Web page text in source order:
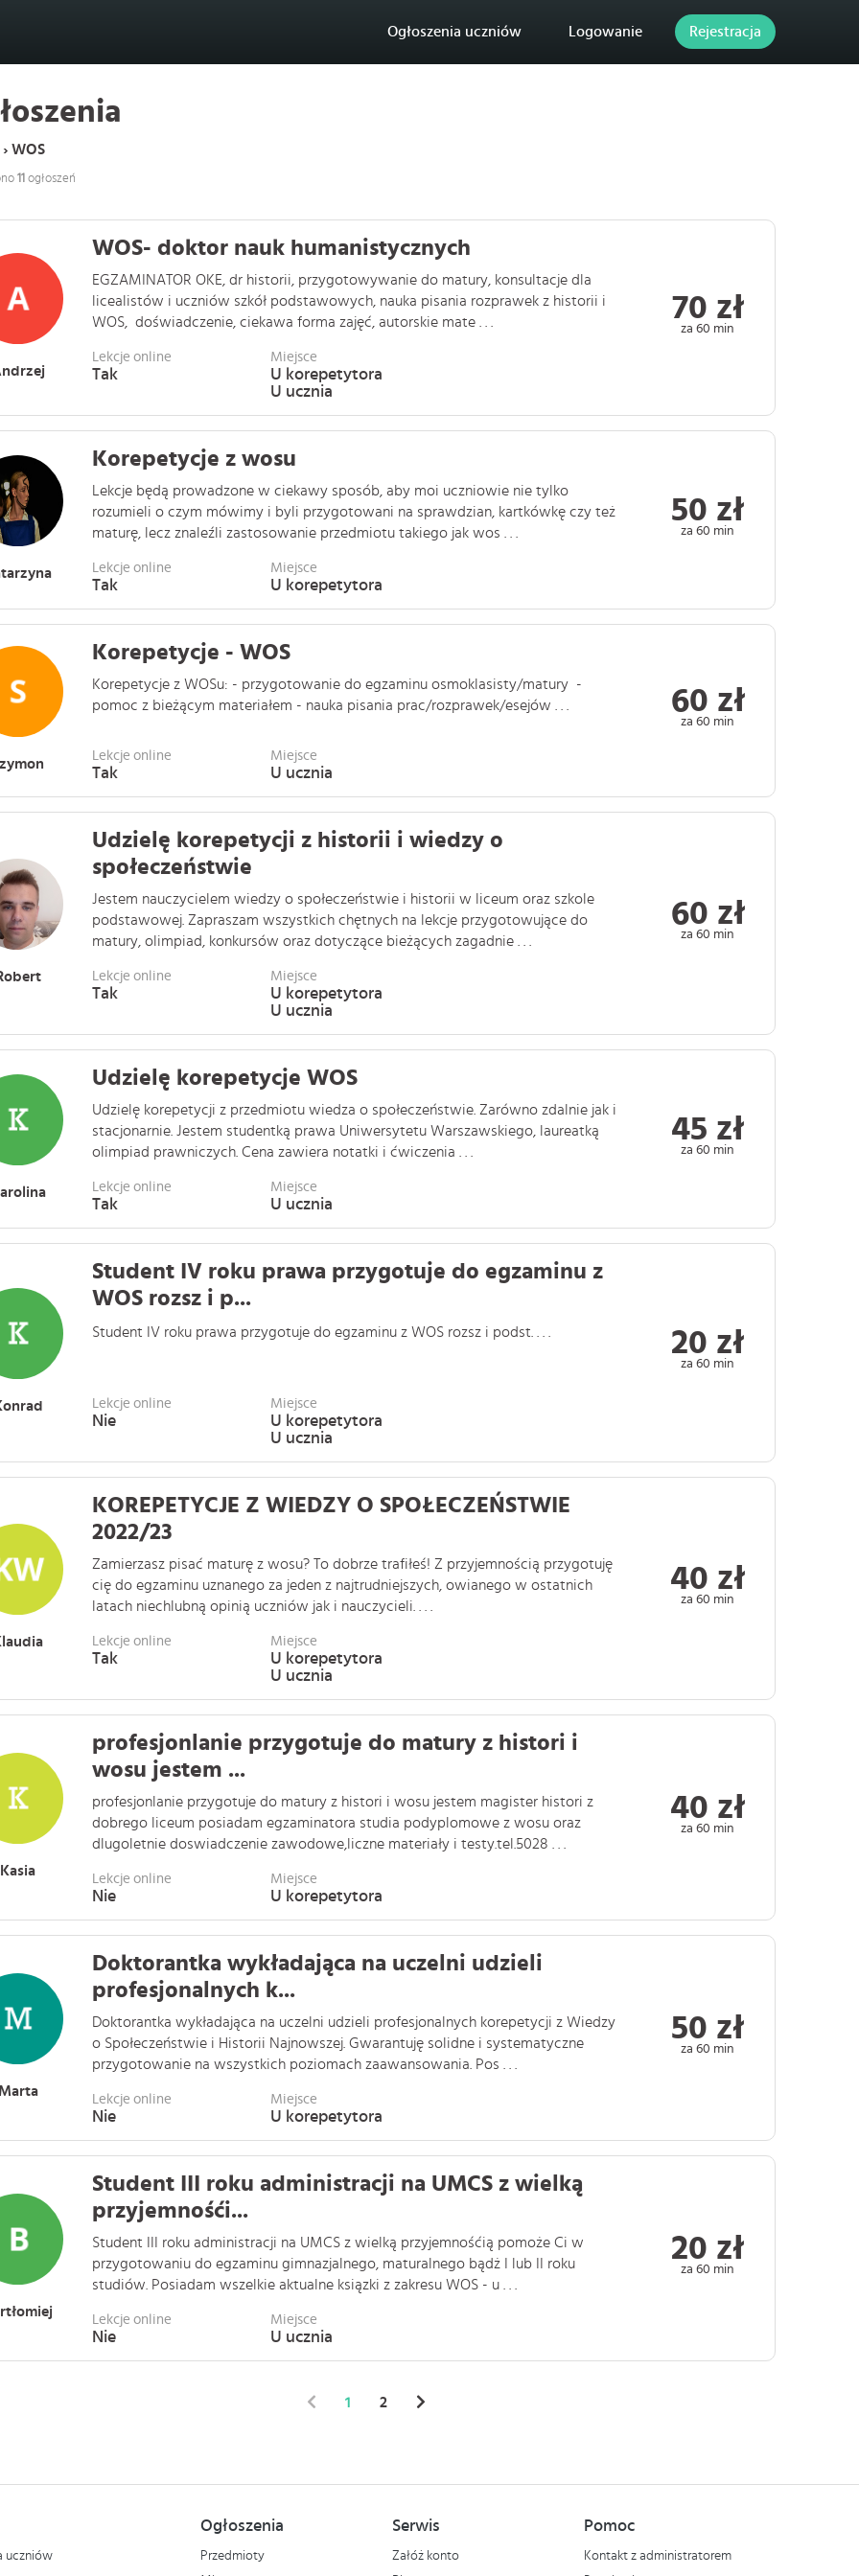
Ogłoszenia uczniów Logowanie Rejestracja
WOS
11 ogłoszeń
WOS- doktor nauk humanistycznych
EGZAMINATOR OKE, dr historii, przygotowywanie do matury, konsultacje dla
licealistów i uczniów szkół podstawowych, nauka pisania rozprawek z historii i
WOS, doświadczenie, ciekawa forma zajęć, autorskie mate . . .
Lekcje online
Tak
Miejsce
U korepetytora
U ucznia
70 zł
za 60 min
Korepetycje z wosu
Lekcje będą prowadzone w ciekawy sposób, aby moi uczniowie nie tylko
rozumieli o czym mówimy i byli przygotowani na sprawdzian, kartkówkę czy też
maturę, lecz znaleźli zastosowanie przedmiotu takiego jak wos . . .
Lekcje online
Tak
Miejsce
U korepetytora
50 zł
za 60 min
Korepetycje - WOS
Korepetycje z WOSu: - przygotowanie do egzaminu osmoklasisty/matury -
pomoc z bieżącym materiałem - nauka pisania prac/rozprawek/esejów . . .
Lekcje online
Tak
Miejsce
U ucznia
60 zł
za 60 min
Udzielę korepetycji z historii i wiedzy o
społeczeństwie
Jestem nauczycielem wiedzy o społeczeństwie i historii w liceum oraz szkole
podstawowej. Zapraszam wszystkich chętnych na lekcje przygotowujące do
matury, olimpiad, konkursów oraz dotyczące bieżących zagadnie . . .
Lekcje online
Tak
Miejsce
U korepetytora
U ucznia
60 zł
za 60 min
Udzielę korepetycje WOS
Udzielę korepetycji z przedmiotu wiedza o społeczeństwie. Zarówno zdalnie jak i
stacjonarnie. Jestem studentką prawa Uniwersytetu Warszawskiego, laureatką
olimpiad prawniczych. Cena zawiera notatki i ćwiczenia . . .
Lekcje online
Tak
Miejsce
U ucznia
45 zł
za 60 min
Student IV roku prawa przygotuje do egzaminu z
WOS rozsz i p...
Student IV roku prawa przygotuje do egzaminu z WOS rozsz i podst. . . .
Lekcje online
Nie
Miejsce
U korepetytora
U ucznia
20 zł
za 60 min
KOREPETYCJE Z WIEDZY O SPOŁECZEŃSTWIE
2022/23
Zamierzasz pisać maturę z wosu? To dobrze trafiłeś! Z przyjemnością przygotuję
cię do egzaminu uznanego za jeden z najtrudniejszych, owianego w ostatnich
latach niechlubną opinią uczniów jak i nauczycieli. . . .
Lekcje online
Tak
Miejsce
U korepetytora
U ucznia
40 zł
za 60 min
Kasia
profesjonlanie przygotuje do matury z histori i
wosu jestem ...
profesjonlanie przygotuje do matury z histori i wosu jestem magister histori z
dobrego liceum posiadam egzaminatora studia podyplomowe z wosu oraz
dlugoletnie doswiadczenie zawodowe,liczne materiały i testy.tel.5028 . . .
Lekcje online
Nie
Miejsce
U korepetytora
40 zł
za 60 min
Doktorantka wykładająca na uczelni udzieli
profesjonalnych k...
Doktorantka wykładająca na uczelni udzieli profesjonalnych korepetycji z Wiedzy
o Społeczeństwie i Historii Najnowszej. Gwarantuję solidne i systematyczne
przygotowanie na wszystkich poziomach zaawansowania. Pos . . .
Lekcje online
Nie
Miejsce
U korepetytora
50 zł
za 60 min
Student III roku administracji na UMCS z wielką
przyjemnośći...
Student III roku administracji na UMCS z wielką przyjemnośćią pomoże Ci w
przygotowaniu do egzaminu gimnazjalnego, maturalnego bądż I lub II roku
studiów. Posiadam wszelkie aktualne ksiązki z zakresu WOS - u . . .
Lekcje online
Nie
Miejsce
U ucznia
20 zł
za 60 min
1 2
uczniów
Ogłoszenia
Przedmioty
Serwis
Załóż konto
Pomoc
Kontakt z administratorem